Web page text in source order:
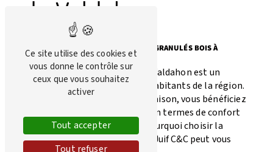
de Valdahon
LES AVANTAGES DE LA LIVRAISON DE GRANULÉS BOIS À
VALDAHON
La livraison de granulés bois à Valdahon est un
service très pratique pour les habitants de la région.
En optant pour ce mode de livraison, vous bénéficiez
de nombreux avantages, tant en termes de confort
que d'économies. Découvrez pourquoi choisir la
livraison de granulés bois avec Juif C&C peut vous
Ce site utilise des cookies et
vous donne le contrôle sur
ceux que vous souhaitez
activer
Tout accepter
Tout refuser